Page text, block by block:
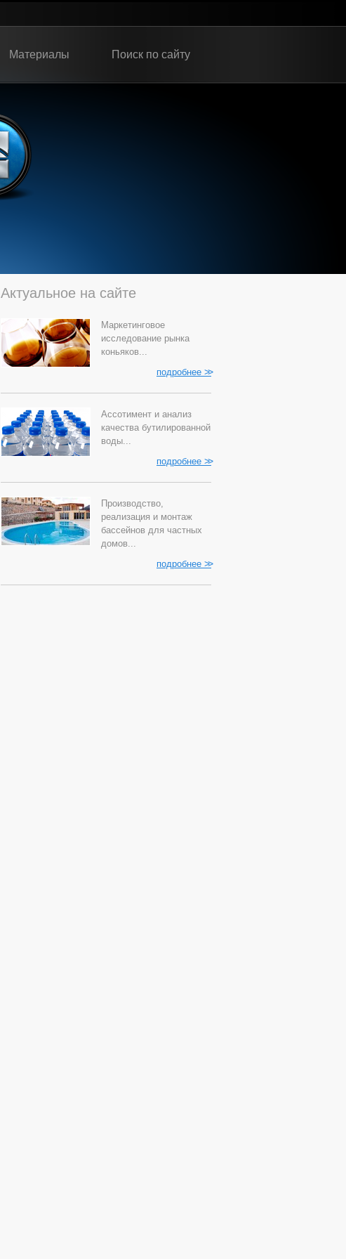
Материалы Поиск по сайту
Актуальное на сайте
Маркетинговое
исследование рынка
коньяков...
подробнее >>
Ассотимент и анализ
качества бутилированной
воды...
подробнее >>
Производство,
реализация и монтаж
бассейнов для частных
домов...
подробнее >>